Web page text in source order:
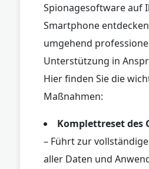
Spionagesoftware auf
Smartphone
umgehend
Unterstützung in
Hier finden Sie die
Maßnahmen:
Komplettreset des
– Führt zur
aller Daten und